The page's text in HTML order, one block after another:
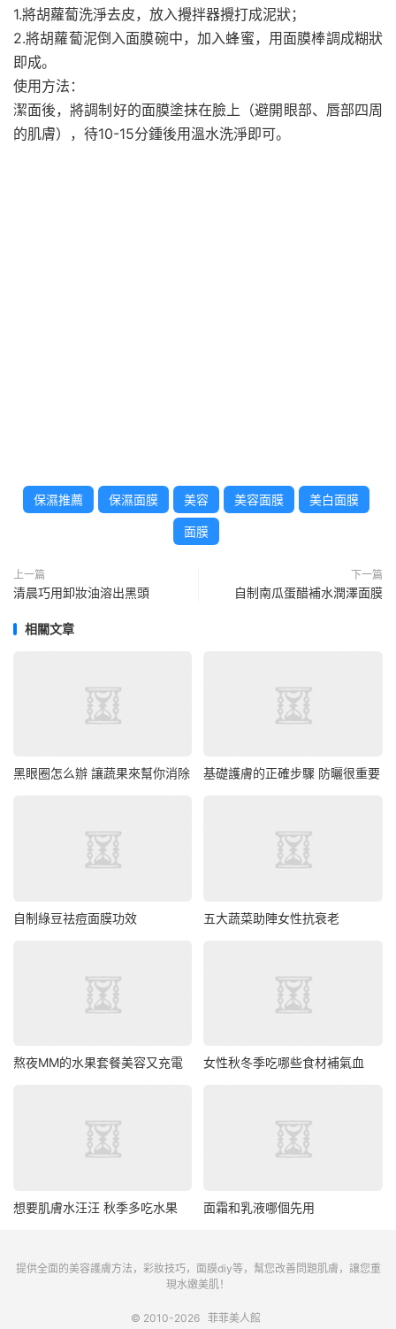
1.將胡蘿蔔洗淨去皮，放入攪拌器攪打成泥狀；
2.將胡蘿蔔泥倒入面膜碗中，加入蜂蜜，用面膜棒調成糊狀
即成。
使用方法：
潔面後，將調制好的面膜塗抹在臉上（避開眼部、唇部四周
的肌膚），待10-15分鍾後用溫水洗淨即可。
保濕推薦 保濕面膜 美容 美容面膜 美白面膜
面膜
上一篇
清晨巧用卸妝油溶出黑頭
下一篇
自制南瓜蛋醋補水潤澤面膜
相關文章
黑眼圈怎么辦 讓蔬果來幫你消除 基礎護膚的正確步驟 防曬很重要
自制綠豆祛痘面膜功效 五大蔬菜助陣女性抗衰老
熬夜MM的水果套餐美容又充電 女性秋冬季吃哪些食材補氣血
想要肌膚水汪汪 秋季多吃水果 面霜和乳液哪個先用
提供全面的美容護膚方法，彩妝技巧，面膜diy等，幫您改善問題肌膚，讓您重
現水嫩美肌！
© 2010-2026 菲菲美人館